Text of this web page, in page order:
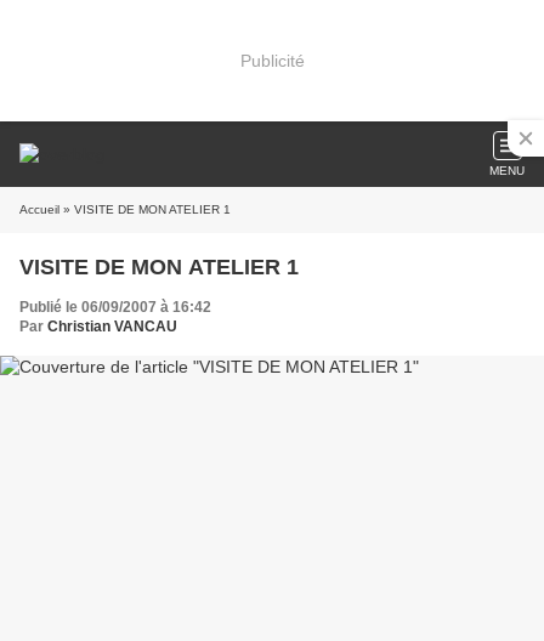
Publicité
MENU
Accueil » VISITE DE MON ATELIER 1
VISITE DE MON ATELIER 1
Publié le 06/09/2007 à 16:42
Par Christian VANCAU